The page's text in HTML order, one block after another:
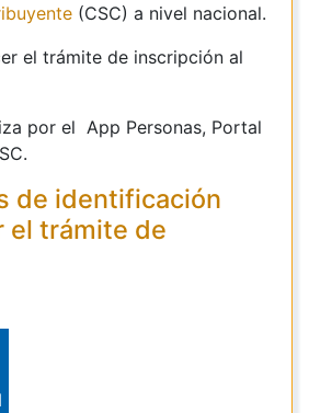
(CSC) a nivel nacional.
el trámite de inscripción al
por el App Personas, Portal
de identificación
el trámite de